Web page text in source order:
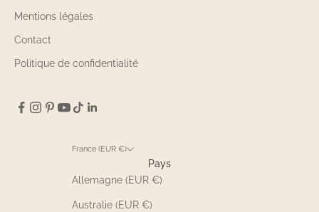
Mentions légales
Contact
Politique de confidentialité
France (EUR €)
Pays
Allemagne (EUR €)
Australie (EUR €)